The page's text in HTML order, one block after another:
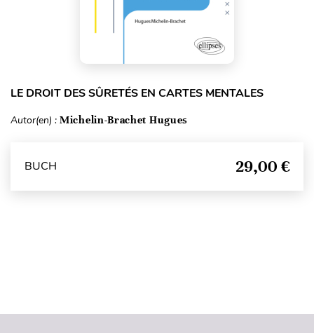
LE DROIT DES SÛRETÉS EN CARTES MENTALES
Autor(en) : Michelin-Brachet Hugues
BUCH 29,00 €